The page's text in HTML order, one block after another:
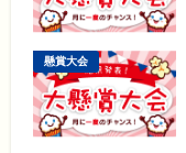
懸賞大会